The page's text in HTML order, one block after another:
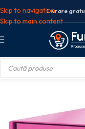
Skip to navigation
Skip to main content
Livrare
Solutii arhivare